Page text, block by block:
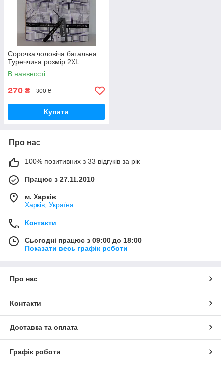
Сорочка чоловіча батальна
Туреччина розмір 2XL
В наявності
270 ₴ 300 ₴
Купити
Про нас
100% позитивних з 33 відгуків за рік
Працює з 27.11.2010
м. Харків
Харків, Україна
Контакти
Сьогодні працює з 09:00 до 18:00
Показати весь графік роботи
Про нас
Контакти
Доставка та оплата
Графік роботи